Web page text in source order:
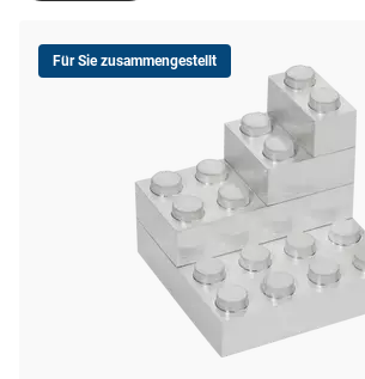
Für Sie zusammengestellt